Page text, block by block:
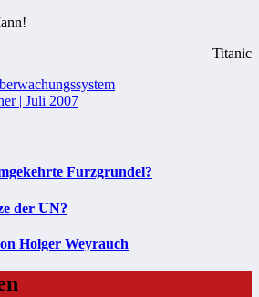
Titanic
| Juli 2007
Furzgrundel?
der UN?
Holger Weyrauch